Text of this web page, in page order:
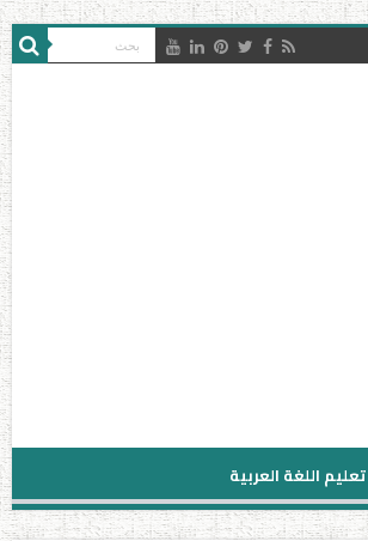
تعليم اللغة العربية